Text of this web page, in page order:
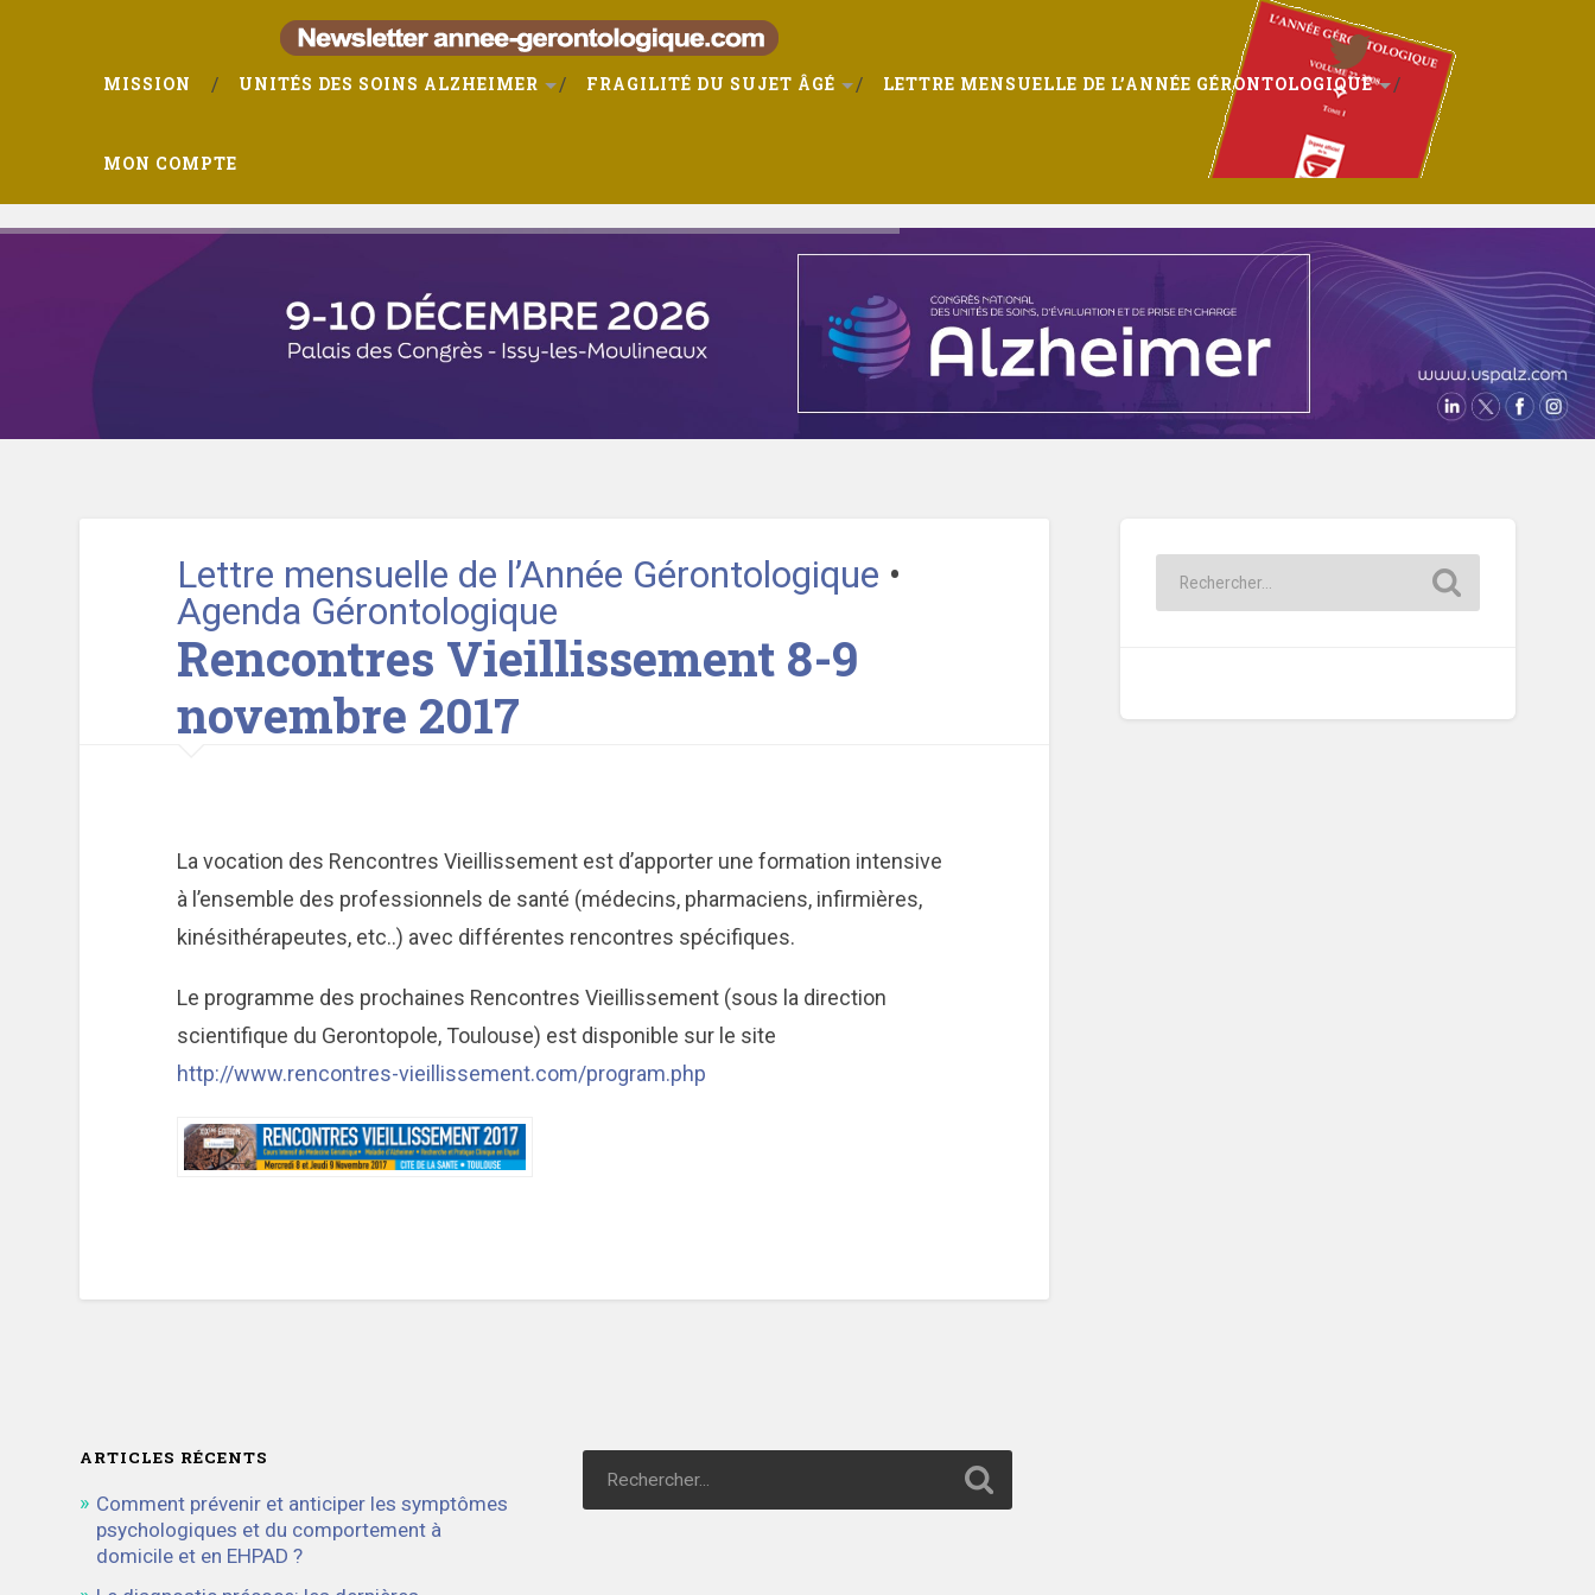
MISSION UNITÉS DES SOINS ALZHEIMER FRAGILITÉ DU SUJET ÂGÉ LETTRE MENSUELLE DE L’ANNÉE GÉRONTOLOGIQUE
MON COMPTE
Lettre mensuelle de l’Année Gérontologique •
Agenda Gérontologique
Rencontres Vieillissement 8-9
novembre 2017
La vocation des Rencontres Vieillissement est d’apporter une formation intensive
à l’ensemble des professionnels de santé (médecins, pharmaciens, infirmières,
kinésithérapeutes, etc..) avec différentes rencontres spécifiques.
Le programme des prochaines Rencontres Vieillissement (sous la direction
scientifique du Gerontopole, Toulouse) est disponible sur le site
http://www.rencontres-vieillissement.com/program.php
ARTICLES RÉCENTS
Comment prévenir et anticiper les symptômes
psychologiques et du comportement à
domicile et en EHPAD ?